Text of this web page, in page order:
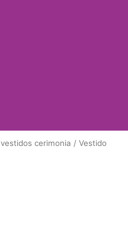
vestidos cerimonia / Vestido